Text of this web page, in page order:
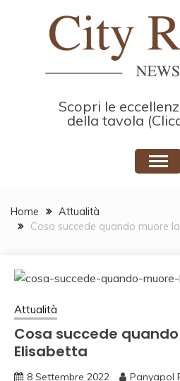
Scopri le
della tavola
Home
Attualità
Cosa succede quando muore
Attualità
Cosa succede
Elisabetta
8 Settembre 2022 Panyapol